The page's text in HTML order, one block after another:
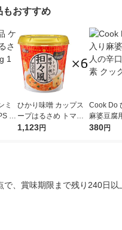
もおすすめ
ミ
18
ひかり味噌 カップス
ープはるさめ トマト
担々風 6個
1,123円
Cook Do
麻婆豆腐
口 2箱 味
380円
で、賞味期限まで残り240日以